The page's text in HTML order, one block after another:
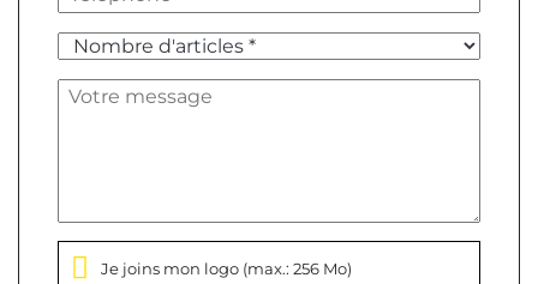
Je joins mon logo (max.: 256 Mo)